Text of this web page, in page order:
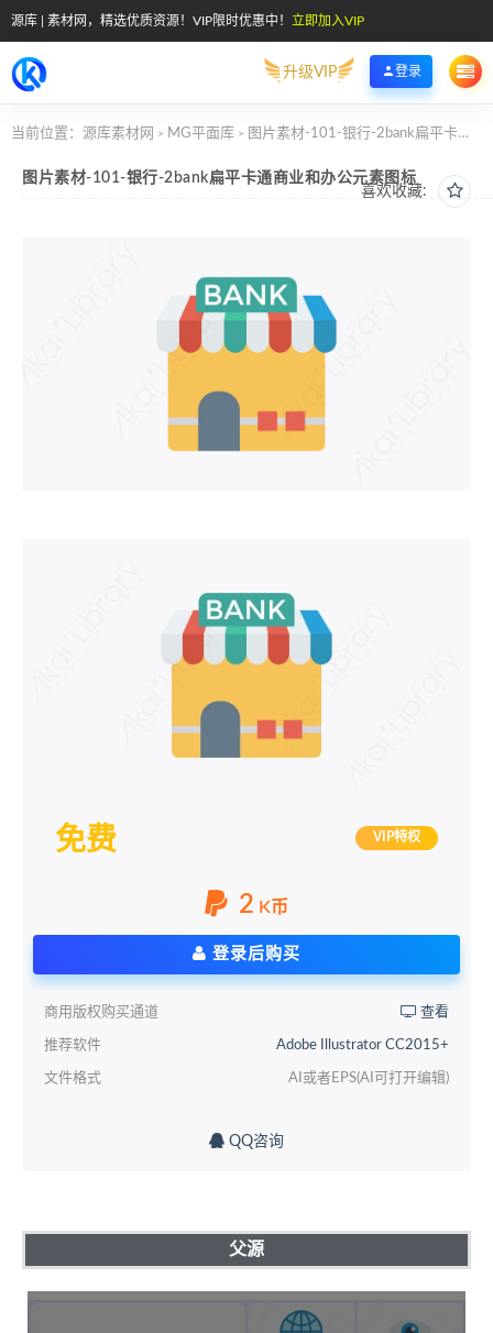
源库 | 素材网，精选优质资源！VIP限时优惠中！ 立即加入VIP
升级VIP 登录
当前位置： 源库素材网 > MG平面库 > 图片素材-101-银行-2bank扁平卡通商业和办公元素图标
喜欢收藏:
图片素材-101-银行-2bank扁平卡通商业和办公元素图标
免费 VIP特权
2 K币
登录后购买
商用版权购买通道 查看
推荐软件 Adobe Illustrator CC2015+
文件格式 AI或者EPS(AI可打开编辑)
QQ咨询
父源